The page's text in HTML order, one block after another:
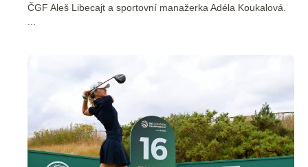
ČGF Aleš Libecajt a sportovní manažerka Adéla Koukalová.